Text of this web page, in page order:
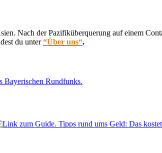
Nach der Pazifiküberquerung auf einem
du unter“Über uns“.